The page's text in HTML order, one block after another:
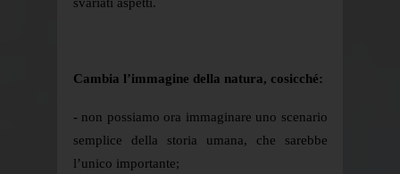
Cambia l’immagine della natura, cosicché:
- non possiamo ora immaginare uno scenario
semplice della storia umana, che sarebbe
l’unico importante;